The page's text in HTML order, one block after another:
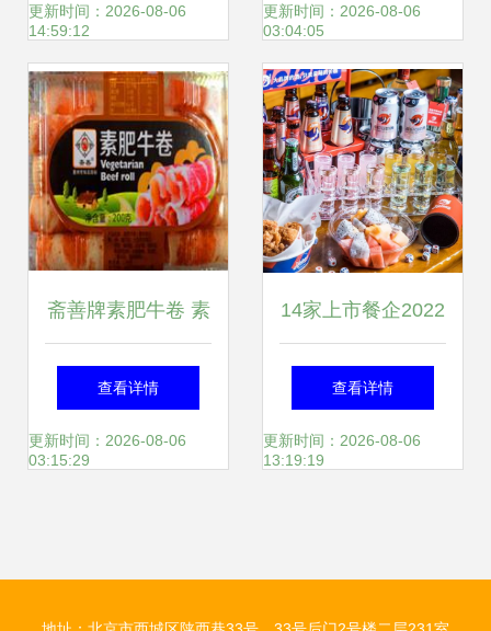
食与产品摄影艺术
更新时间：2026-08-06
14:59:12
师生赞誉
更新时间：2026-08-06
03:04:05
斋善牌素肥牛卷 素
食火锅的革新之
选，餐饮行业的新
查看详情
更新时间：2026-08-06
03:15:29
14家上市餐企2022
财报 高端餐饮遇
冷，酒馆生意亏损
查看详情
更新时间：2026-08-06
13:19:19